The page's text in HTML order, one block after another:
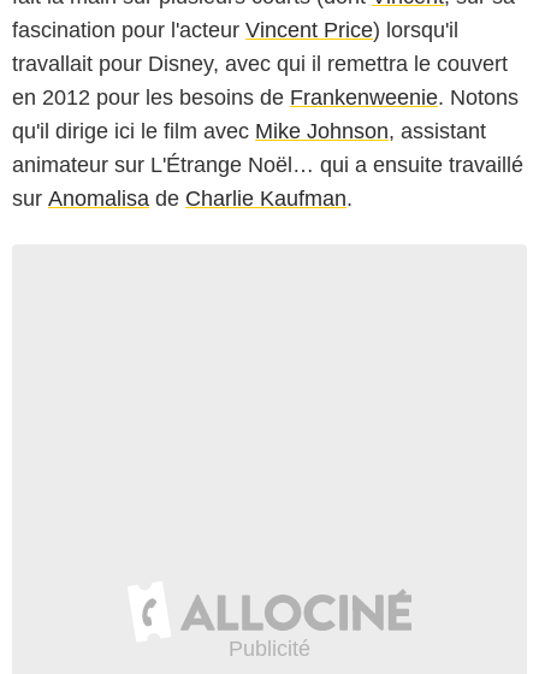
fascination pour l'acteur Vincent Price) lorsqu'il
travallait pour Disney, avec qui il remettra le couvert
en 2012 pour les besoins de Frankenweenie. Notons
qu'il dirige ici le film avec Mike Johnson, assistant
animateur sur L'Étrange Noël… qui a ensuite travaillé
sur Anomalisa de Charlie Kaufman.